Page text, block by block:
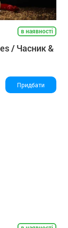
в наявності
/ Часник &
Придбати